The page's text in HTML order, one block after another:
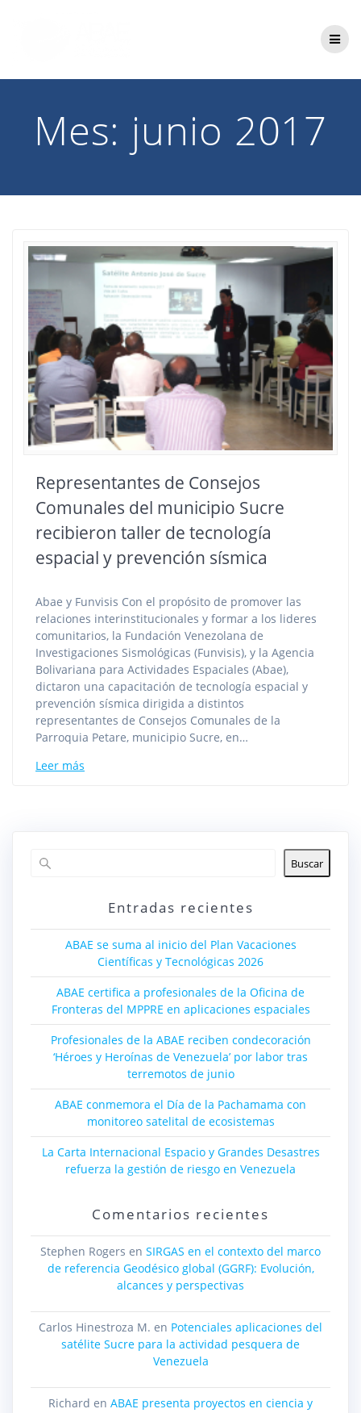
Mes: junio 2017
Representantes de Consejos
Comunales del municipio Sucre
recibieron taller de tecnología
espacial y prevención sísmica
Abae y Funvisis Con el propósito de promover las
relaciones interinstitucionales y formar a los lideres
comunitarios, la Fundación Venezolana de
Investigaciones Sismológicas (Funvisis), y la Agencia
Bolivariana para Actividades Espaciales (Abae),
dictaron una capacitación de tecnología espacial y
prevención sísmica dirigida a distintos
representantes de Consejos Comunales de la
Parroquia Petare, municipio Sucre, en…
Leer más
Buscar
Entradas recientes
ABAE se suma al inicio del Plan Vacaciones
Científicas y Tecnológicas 2026
ABAE certifica a profesionales de la Oficina de
Fronteras del MPPRE en aplicaciones espaciales
Profesionales de la ABAE reciben condecoración
‘Héroes y Heroínas de Venezuela’ por labor tras
terremotos de junio
ABAE conmemora el Día de la Pachamama con
monitoreo satelital de ecosistemas
La Carta Internacional Espacio y Grandes Desastres
refuerza la gestión de riesgo en Venezuela
Comentarios recientes
Stephen Rogers en SIRGAS en el contexto del marco
de referencia Geodésico global (GGRF): Evolución,
alcances y perspectivas
Carlos Hinestroza M. en Potenciales aplicaciones del
satélite Sucre para la actividad pesquera de
Venezuela
Richard en ABAE presenta proyectos en ciencia y